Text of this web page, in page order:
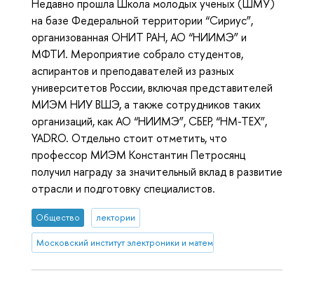
Недавно прошла Школа молодых ученых (ШМУ)
на базе Федеральной территории “Сириус”,
организованная ОНИТ РАН, АО “НИИМЭ” и
МФТИ. Мероприятие собрало студентов,
аспирантов и преподавателей из разных
университетов России, включая представителей
МИЭМ НИУ ВШЭ, а также сотрудников таких
организаций, как АО “НИИМЭ”, СБЕР, “НМ-ТЕХ”,
YADRO. Отдельно стоит отметить, что
профессор МИЭМ Константин Петросянц
получил награду за значительный вклад в развитие
отрасли и подготовку специалистов.
Общество лектории
Московский институт электроники и математики им. А.Н. Тихонова